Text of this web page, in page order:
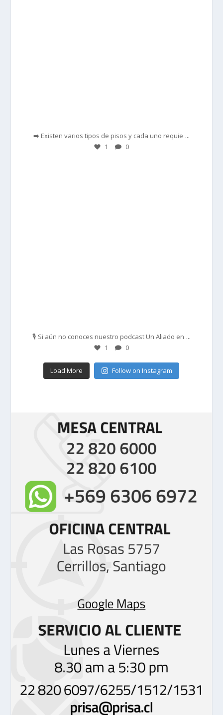
➡️ Existen varios tipos de pisos y cada uno requie ...
1 0
🎙️ Si aún no conoces nuestro podcast Un Aliado en ...
1 0
Load More Follow on Instagram